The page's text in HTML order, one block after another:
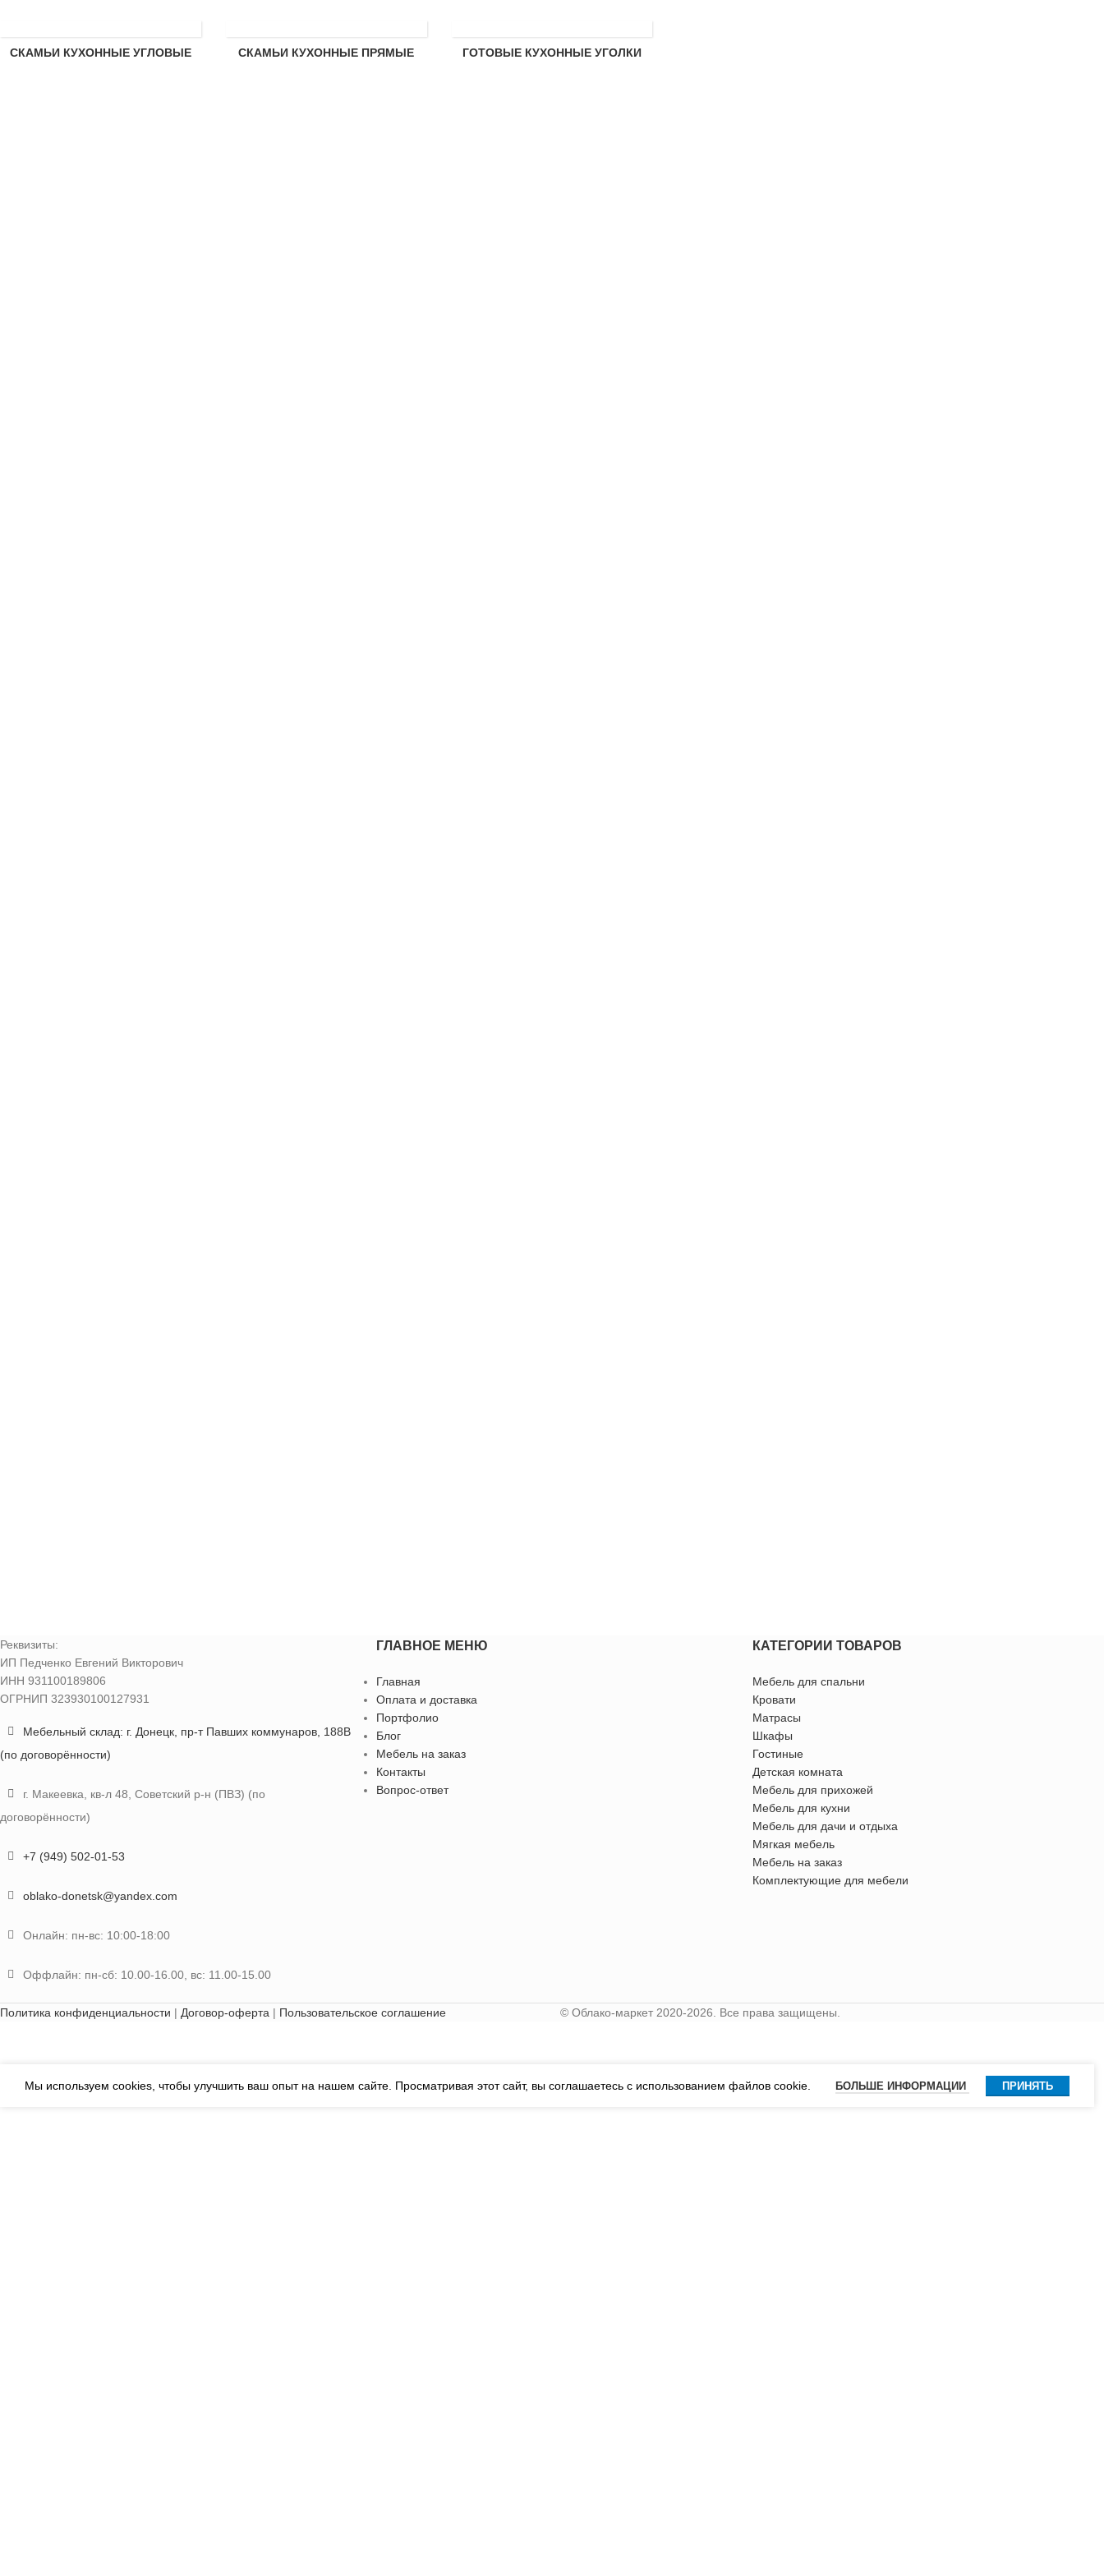
СКАМЬИ КУХОННЫЕ УГЛОВЫЕ СКАМЬИ КУХОННЫЕ ПРЯМЫЕ ГОТОВЫЕ КУХОННЫЕ УГОЛКИ
Реквизиты:
ИП Педченко Евгений Викторович
ИНН 931100189806
ОГРНИП 323930100127931
Мебельный склад: г. Донецк, пр-т Павших коммунаров, 188В
(по договорённости)
г. Макеевка, кв-л 48, Советский р-н (ПВЗ) (по
договорённости)
+7 (949) 502-01-53
oblako-donetsk@yandex.com
Онлайн: пн-вс: 10:00-18:00
Оффлайн: пн-сб: 10.00-16.00, вс: 11.00-15.00
ГЛАВНОЕ МЕНЮ
Главная
Оплата и доставка
Портфолио
Блог
Мебель на заказ
Контакты
Вопрос-ответ
КАТЕГОРИИ ТОВАРОВ
Мебель для спальни
Кровати
Матрасы
Шкафы
Гостиные
Детская комната
Мебель для прихожей
Мебель для кухни
Мебель для дачи и отдыха
Мягкая мебель
Мебель на заказ
Комплектующие для мебели
Политика конфиденциальности | Договор-оферта | Пользовательское соглашение © Облако-маркет 2020-2026. Все права защищены.
Мы используем cookies, чтобы улучшить ваш опыт на нашем сайте. Просматривая этот сайт, вы соглашаетесь с использованием файлов cookie. БОЛЬШЕ ИНФОРМАЦИИ ПРИНЯТЬ